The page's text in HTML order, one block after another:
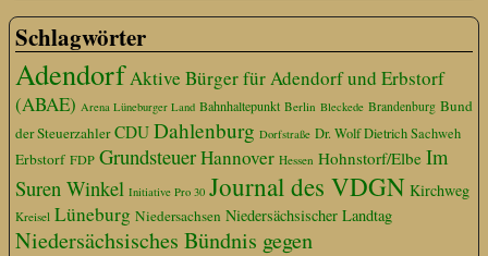
Schlagwörter
Adendorf Aktive Bürger für Adendorf und Erbstorf
(ABAE) Arena Lüneburger Land Bahnhaltepunkt Berlin Bleckede Brandenburg Bund
der Steuerzahler CDU Dahlenburg Dorfstraße Dr. Wolf Dietrich Sachweh
Erbstorf FDP GrundsteuerHannover Hessen Hohnstorf/Elbe Im
Suren Winkel Initiative Pro 30 Journal des VDGN Kirchweg
Kreisel Lüneburg Niedersachsen Niedersächsischer Landtag
Niedersächsisches Bündnis gegen